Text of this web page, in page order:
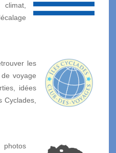
les
voyage
idées